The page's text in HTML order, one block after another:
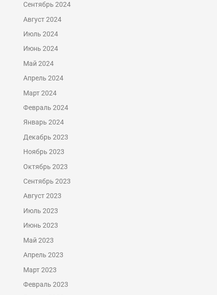
Сентябрь 2024
Август 2024
Июль 2024
Июнь 2024
Май 2024
Апрель 2024
Март 2024
Февраль 2024
Январь 2024
Декабрь 2023
Ноябрь 2023
Октябрь 2023
Сентябрь 2023
Август 2023
Июль 2023
Июнь 2023
Май 2023
Апрель 2023
Март 2023
Февраль 2023